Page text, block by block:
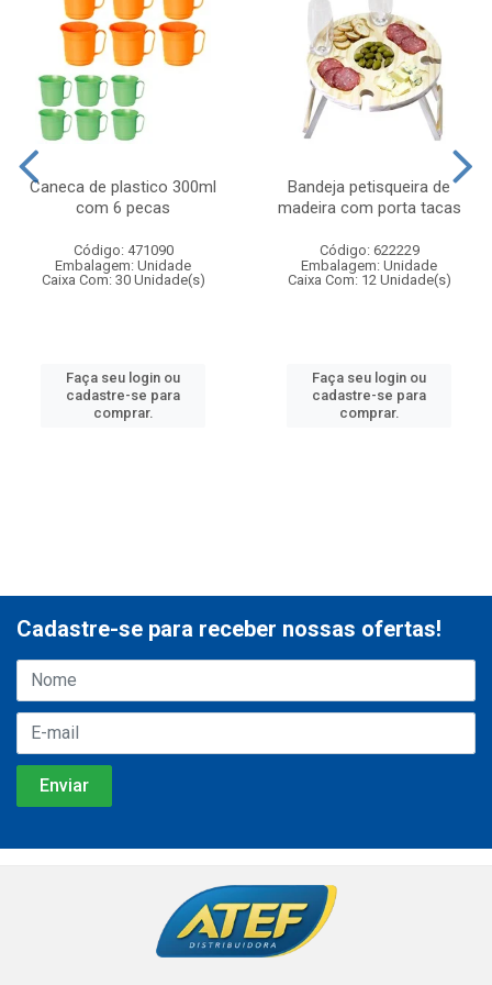
Caneca de plastico 300ml
com 6 pecas
Código: 471090
Embalagem: Unidade
Caixa Com: 30 Unidade(s)
Faça seu login ou
cadastre-se para
comprar.
Bandeja petisqueira de
madeira com porta tacas
Código: 622229
Embalagem: Unidade
Caixa Com: 12 Unidade(s)
Faça seu login ou
cadastre-se para
comprar.
Cadastre-se para receber nossas ofertas!